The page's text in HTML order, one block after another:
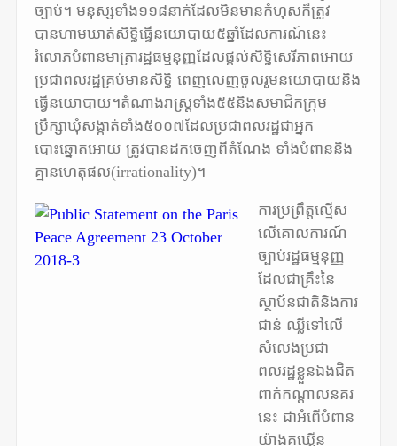
ច្បាប់។ មនុស្សទាំង១១៨នាក់ដែលមិនមានកំហុសក៏ត្រូវ
បានហាមឃាត់សិទ្ធិធ្វើនយោបាយ៥ឆ្នាំដែលការណ៍នេះ
រំលោភបំពានមាត្រារដ្ឋធម្មនុញ្ញដែលផ្តល់សិទ្ធិសេរីភាពអោយ
ប្រជាពលរដ្ឋគ្រប់មានសិទ្ធិ ពេញលេញចូលរួមនយោបាយនិង
ធ្វើនយោបាយ។តំណាងរាស្ត្រទាំង៥៥និងសមាជិកក្រុម
ប្រឹក្សាឃុំសង្កាត់ទាំង៥០០៧ដែលប្រជាពលរដ្ឋជាអ្នក
បោះឆ្នោតអោយ ត្រូវបានដកចេញពីតំណែង ទាំងបំពាននិង
គ្មានហេតុផល(irrationality)។
ការប្រព្រឹត្តល្មើស
លើគោលការណ៍
ច្បាប់រដ្ឋធម្មនុញ្ញ
ដែលជាគ្រឹះនៃ
ស្ថាប័នជាតិនិងការ
ជាន់ ឈ្លីទៅលើ
សំលេងប្រជា
ពលរដ្ឋខ្លួនឯងជិត
ពាក់កណ្តាលនគរ
នេះ ជាអំពើបំពាន
យ៉ាងគឃ្លើន